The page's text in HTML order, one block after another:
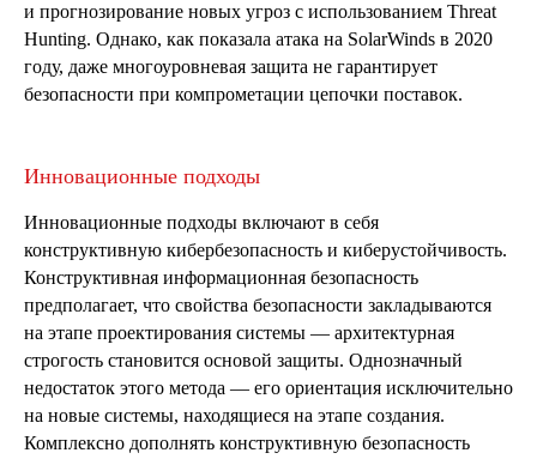
и прогнозирование новых угроз с использованием Threat
Hunting. Однако, как показала атака на SolarWinds в 2020
году, даже многоуровневая защита не гарантирует
безопасности при компрометации цепочки поставок.
Инновационные подходы
Инновационные подходы включают в себя
конструктивную кибербезопасность и киберустойчивость.
Конструктивная информационная безопасность
предполагает, что свойства безопасности закладываются
на этапе проектирования системы — архитектурная
строгость становится основой защиты. Однозначный
недостаток этого метода — его ориентация исключительно
на новые системы, находящиеся на этапе создания.
Комплексно дополнять конструктивную безопасность